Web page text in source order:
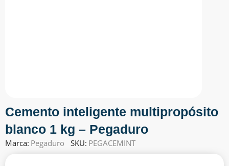
Cemento inteligente multipropósito
blanco 1 kg – Pegaduro
Marca: Pegaduro SKU: PEGACEMINT